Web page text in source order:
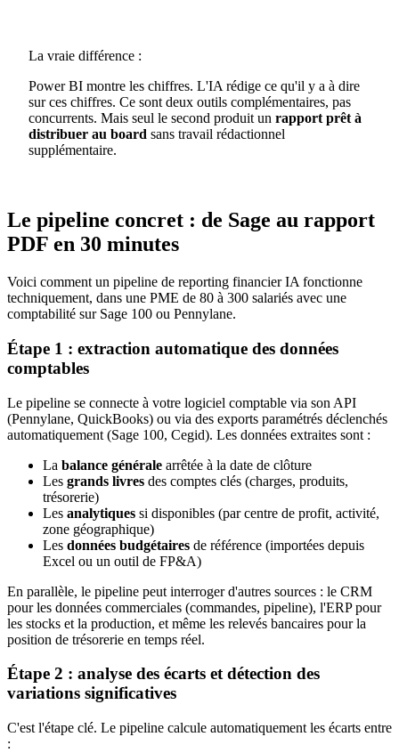
La vraie différence :
Power BI montre les chiffres. L'IA rédige ce qu'il y a à dire
sur ces chiffres. Ce sont deux outils complémentaires, pas
concurrents. Mais seul le second produit un rapport prêt à
distribuer au board sans travail rédactionnel
supplémentaire.
Le pipeline concret : de Sage au rapport
PDF en 30 minutes
Voici comment un pipeline de reporting financier IA fonctionne
techniquement, dans une PME de 80 à 300 salariés avec une
comptabilité sur Sage 100 ou Pennylane.
Étape 1 : extraction automatique des données
comptables
Le pipeline se connecte à votre logiciel comptable via son API
(Pennylane, QuickBooks) ou via des exports paramétrés déclenchés
automatiquement (Sage 100, Cegid). Les données extraites sont :
La balance générale arrêtée à la date de clôture
Les grands livres des comptes clés (charges, produits,
trésorerie)
Les analytiques si disponibles (par centre de profit, activité,
zone géographique)
Les données budgétaires de référence (importées depuis
Excel ou un outil de FP&A)
En parallèle, le pipeline peut interroger d'autres sources : le CRM
pour les données commerciales (commandes, pipeline), l'ERP pour
les stocks et la production, et même les relevés bancaires pour la
position de trésorerie en temps réel.
Étape 2 : analyse des écarts et détection des
variations significatives
C'est l'étape clé. Le pipeline calcule automatiquement les écarts entre
: